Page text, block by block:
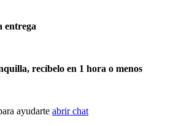
entrega
recíbelo en 1 hora o menos
ayudarte abrir chat